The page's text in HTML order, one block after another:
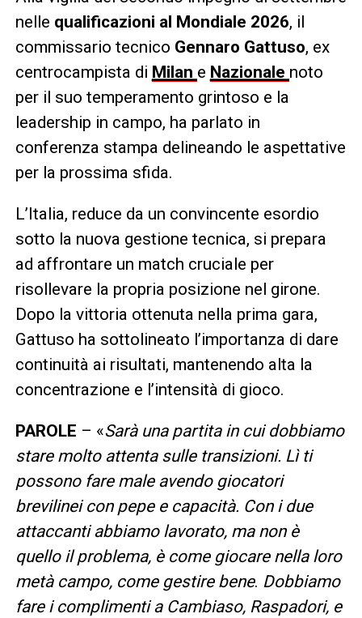
nelle qualificazioni al Mondiale 2026, il
commissario tecnico Gennaro Gattuso, ex
centrocampista di Milan e Nazionale noto
per il suo temperamento grintoso e la
leadership in campo, ha parlato in
conferenza stampa delineando le aspettative
per la prossima sfida.
L’Italia, reduce da un convincente esordio
sotto la nuova gestione tecnica, si prepara
ad affrontare un match cruciale per
risollevare la propria posizione nel girone.
Dopo la vittoria ottenuta nella prima gara,
Gattuso ha sottolineato l’importanza di dare
continuità ai risultati, mantenendo alta la
concentrazione e l’intensità di gioco.
PAROLE – «Sarà una partita in cui dobbiamo
stare molto attenta sulle transizioni. Lì ti
possono fare male avendo giocatori
brevilinei con pepe e capacità. Con i due
attaccanti abbiamo lavorato, ma non è
quello il problema, è come giocare nella loro
metà campo, come gestire bene. Dobbiamo
fare i complimenti a Cambiaso, Raspadori, e